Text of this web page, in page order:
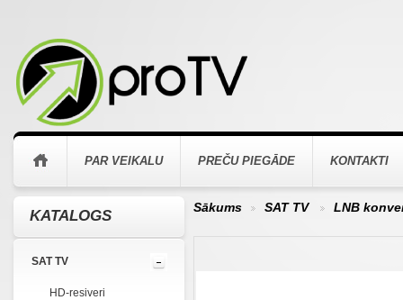
PAR VEIKALU PREČU PIEGĀDE KONTAKTI
KATALOGS
SAT TV
HD-resiveri
Sākums
SAT TV
LNB